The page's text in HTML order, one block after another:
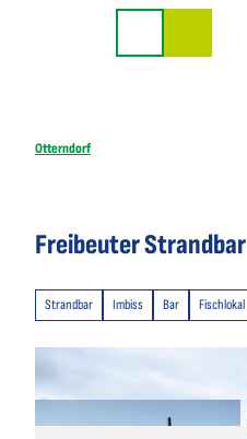
Otterndorf
Freibeuter Strandbar
Strandbar Imbiss Bar Fischlokal